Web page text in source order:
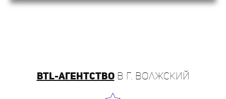
BTL-агентствов г. Волжский